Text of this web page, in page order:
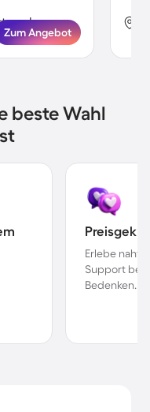
Zum Angebot
beste Wahl
Erlebe
Support bei
Bedenken.